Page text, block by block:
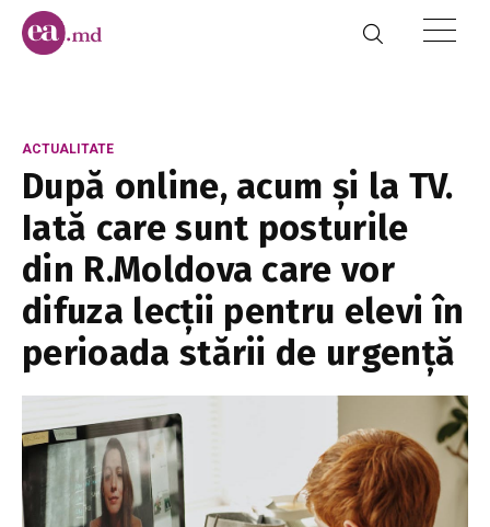
ACTUALITATE
După online, acum și la TV.
Iată care sunt posturile
din R.Moldova care vor
difuza lecții pentru elevi în
perioada stării de urgență